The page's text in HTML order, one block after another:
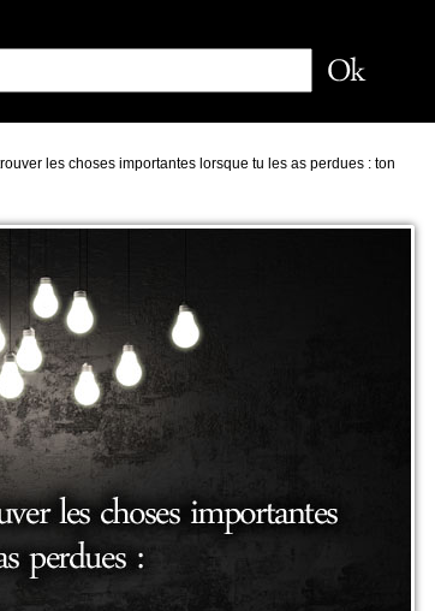
les choses importantes lorsque tu les as perdues : ton